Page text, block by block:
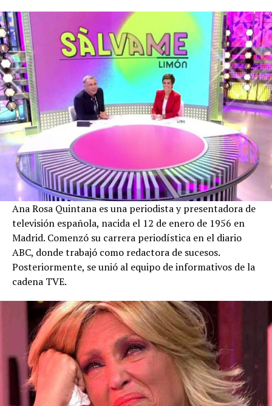
Ana Rosa Quintana es una periodista y presentadora de
televisión española, nacida el 12 de enero de 1956 en
Madrid. Comenzó su carrera periodística en el diario
ABC, donde trabajó como redactora de sucesos.
Posteriormente, se unió al equipo de informativos de la
cadena TVE.